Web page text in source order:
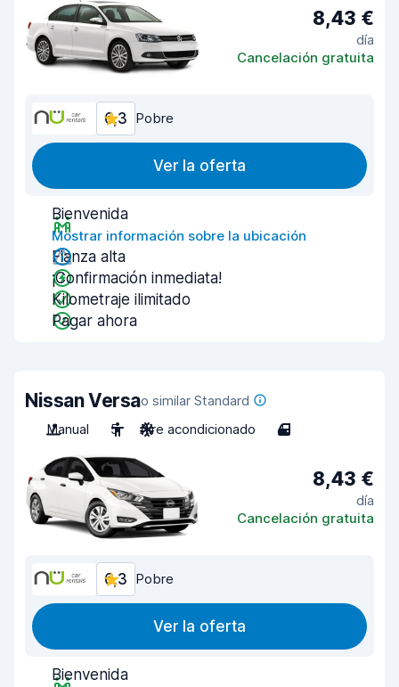
8,43 €
día
Cancelación gratuita
6,3 Pobre
Ver la oferta
Bienvenida
Mostrar información sobre la ubicación
Fianza alta
¡Confirmación inmediata!
Kilometraje ilimitado
Pagar ahora
Nissan Versao similar Standard
Manual
5 Aire acondicionado 4
8,43 €
día
Cancelación gratuita
6,3 Pobre
Ver la oferta
Bienvenida